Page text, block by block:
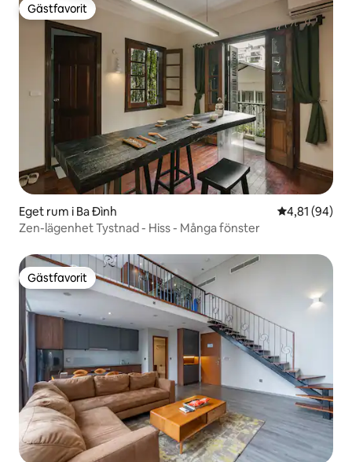
Gästfavorit
Gästfavorit
Eget rum i Ba Đình 4,81 av 5 i
4,81 (94)
Zen-lägenhet Tystnad - Hiss - Många fönster
Gästfavorit
Gästfavorit